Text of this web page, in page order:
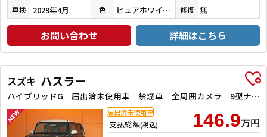
車検 2029年4月 色 ピュアホワイトパール 修復 無
お問い合わせ 詳細はこちら
スズキ ハスラー
ハイブリッドG 届出済未使用車 禁煙車 全周囲カメラ 9型ナビ TV クリアランスソナー オートクルーズコントロール レーンアシスト 衝突被害軽減システム アイドリングストップ 電動格納ミラー シートヒーター CVT
支払総額(税込) 146.9万円
届出済未使用車